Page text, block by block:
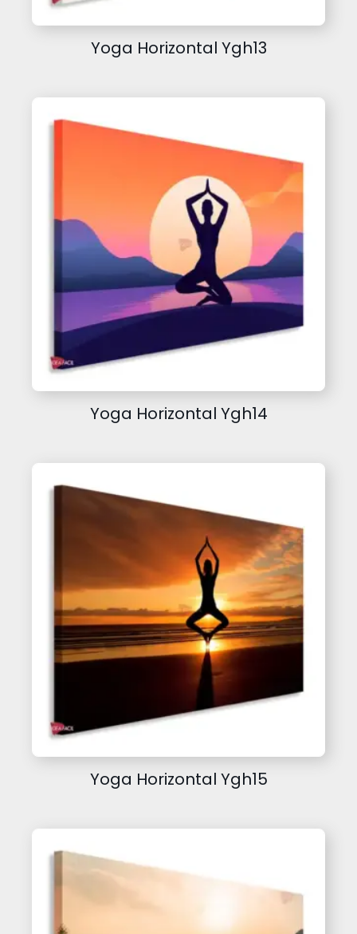
Yoga Horizontal Ygh13
Yoga Horizontal Ygh14
Yoga Horizontal Ygh15